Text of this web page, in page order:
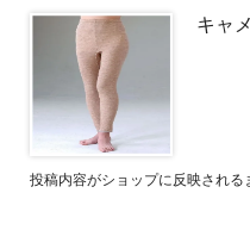
キャ
投稿内容がショップに反映される